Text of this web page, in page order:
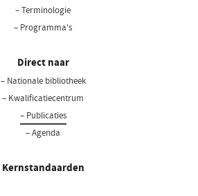
– Terminologie
– Programma's
Direct naar
– Nationale bibliotheek(opent
– Kwalificatiecentrum
– Publicaties
– Agenda
Kernstandaarden